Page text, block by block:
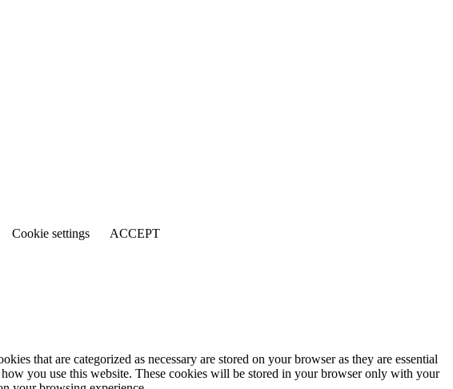
Cookie settings
ACCEPT
that are categorized as necessary are stored on your browser as they are essential
you use this website. These cookies will be stored in your browser only with your